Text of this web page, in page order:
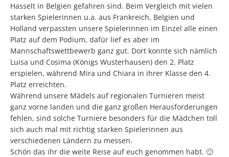
Hasselt in Belgien gefahren sind. Beim Vergleich mit vielen
starken Spielerinnen u.a. aus Frankreich, Belgien und
Holland verpassten unsere Spielerinnen im Einzel alle einen
Platz auf dem Podium, dafür lief es aber im
Mannschaftswettbewerb ganz gut. Dort konnte sich nämlich
Luisa und Cosima (Königs Wusterhausen) den 2. Platz
erspielen, während Mira und Chiara in ihrer Klasse den 4.
Platz erreichten.
Während unsere Mädels auf regionalen Turnieren meist
ganz vorne landen und die ganz großen Herausforderungen
fehlen, sind solche Turniere besonders für die Mädchen toll
sich auch mal mit richtig starken Spielerinnen aus
verschiedenen Ländern zu messen.
Schön das ihr die weite Reise auf euch genommen habt. 🙂